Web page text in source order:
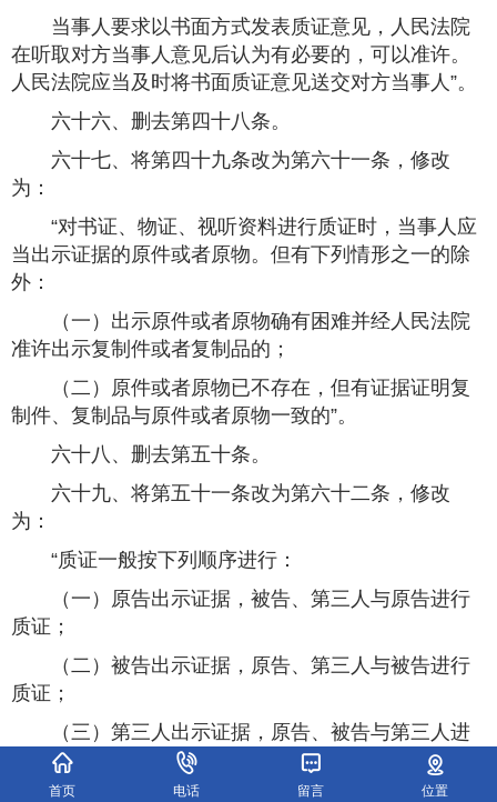
当事人要求以书面方式发表质证意见，人民法院
在听取对方当事人意见后认为有必要的，可以准许。
人民法院应当及时将书面质证意见送交对方当事人”。
六十六、删去第四十八条。
六十七、将第四十九条改为第六十一条，修改
为：
“对书证、物证、视听资料进行质证时，当事人应
当出示证据的原件或者原物。但有下列情形之一的除
外：
（一）出示原件或者原物确有困难并经人民法院
准许出示复制件或者复制品的；
（二）原件或者原物已不存在，但有证据证明复
制件、复制品与原件或者原物一致的”。
六十八、删去第五十条。
六十九、将第五十一条改为第六十二条，修改
为：
“质证一般按下列顺序进行：
（一）原告出示证据，被告、第三人与原告进行
质证；
（二）被告出示证据，原告、第三人与被告进行
质证；
（三）第三人出示证据，原告、被告与第三人进
行质证。
首页 电话 留言 位置